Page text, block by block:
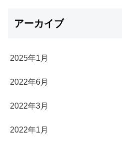
アーカイブ
2025年1月
2022年6月
2022年3月
2022年1月